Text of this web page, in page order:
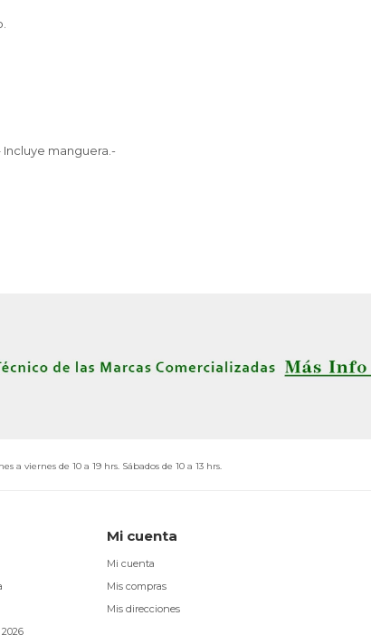
manguera.-
a viernes de 10 a 19 hrs. Sábados de 10 a 13 hrs.
Mi cuenta
Mi cuenta
Mis compras
Mis direcciones